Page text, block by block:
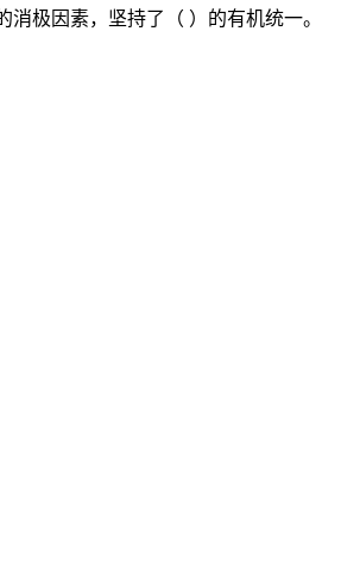
极因素，坚持了（ ）的有机统一。